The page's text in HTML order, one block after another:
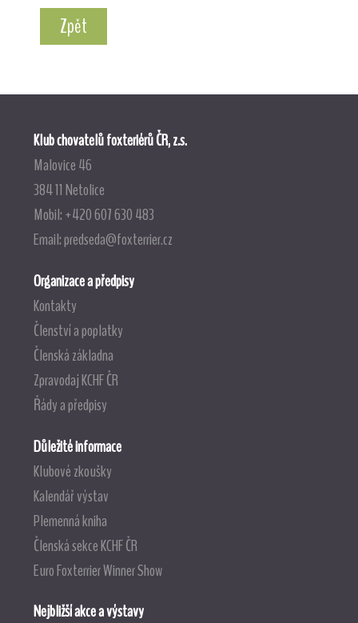
Zpět
Klub chovatelů foxteriérů ČR, z.s.
Malovice 46
384 11 Netolice
Mobil: +420 607 630 483
Email:predseda@foxterrier.cz
Organizace a předpisy
Kontakty
Členství a poplatky
Členská základna
Zpravodaj KCHF ČR
Řády a předpisy
Důležité informace
Klubové zkoušky
Kalendář výstav
Plemenná kniha
Členská sekce KCHF ČR
Euro Foxterrier Winner Show
Nejbližší akce a výstavy